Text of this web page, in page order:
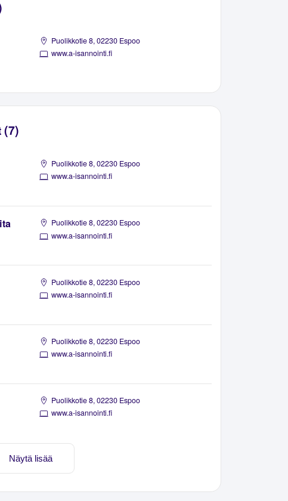
Puolikkotie 8, 02230 Espoo
www.a-isannointi.fi
(7)
Puolikkotie 8, 02230 Espoo
www.a-isannointi.fi
Puolikkotie 8, 02230 Espoo
www.a-isannointi.fi
Puolikkotie 8, 02230 Espoo
www.a-isannointi.fi
Puolikkotie 8, 02230 Espoo
www.a-isannointi.fi
Puolikkotie 8, 02230 Espoo
www.a-isannointi.fi
Näytä lisää